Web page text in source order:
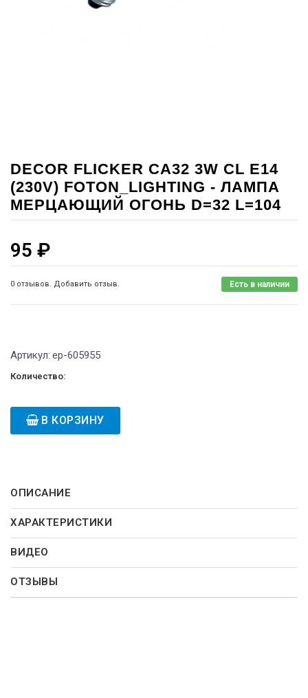
DECOR FLICKER CA32 3W CL E14
(230V) FOTON_LIGHTING - ЛАМПА
МЕРЦАЮЩИЙ ОГОНЬ D=32 L=104
95 ₽
0 отзывов. Добавить отзыв. Есть в наличии
Артикул: ep-605955
Количество:
В КОРЗИНУ
ОПИСАНИЕ
ХАРАКТЕРИСТИКИ
ВИДЕО
ОТЗЫВЫ